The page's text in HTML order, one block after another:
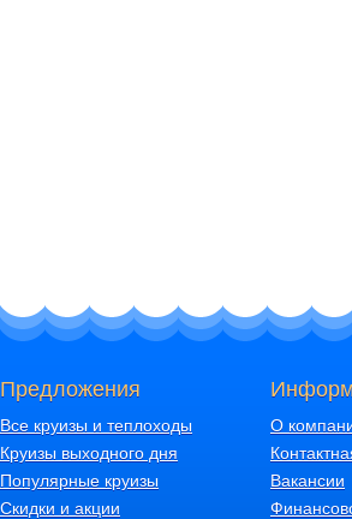
Предложения
Все круизы и теплоходы
Круизы выходного дня
Популярные круизы
Скидки и акции
О
Вакансии